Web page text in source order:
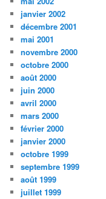
janvier 2002
décembre 2001
mai 2001
novembre 2000
octobre 2000
août 2000
juin 2000
avril 2000
mars 2000
février 2000
janvier 2000
octobre 1999
septembre 1999
août 1999
juillet 1999